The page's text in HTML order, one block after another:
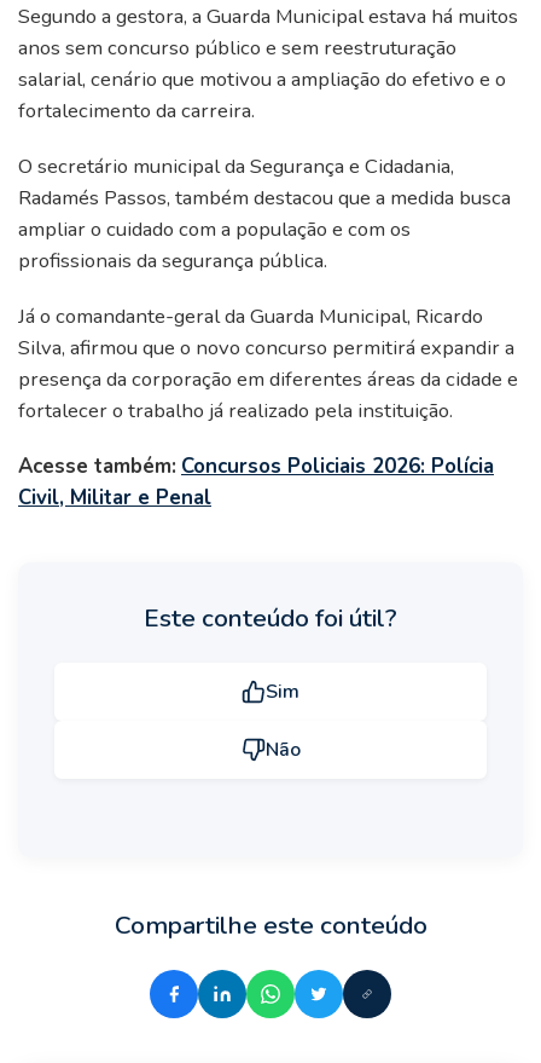
Segundo a gestora, a Guarda Municipal estava há muitos
anos sem concurso público e sem reestruturação
salarial, cenário que motivou a ampliação do efetivo e o
fortalecimento da carreira.
O secretário municipal da Segurança e Cidadania,
Radamés Passos, também destacou que a medida busca
ampliar o cuidado com a população e com os
profissionais da segurança pública.
Já o comandante-geral da Guarda Municipal, Ricardo
Silva, afirmou que o novo concurso permitirá expandir a
presença da corporação em diferentes áreas da cidade e
fortalecer o trabalho já realizado pela instituição.
Acesse também: Concursos Policiais 2026: Polícia
Civil, Militar e Penal
Este conteúdo foi útil?
Sim
Não
Compartilhe este conteúdo